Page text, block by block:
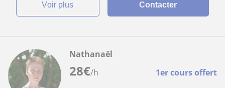
voir plus Contacter
28€/h 1er cours offert
Nathanaël